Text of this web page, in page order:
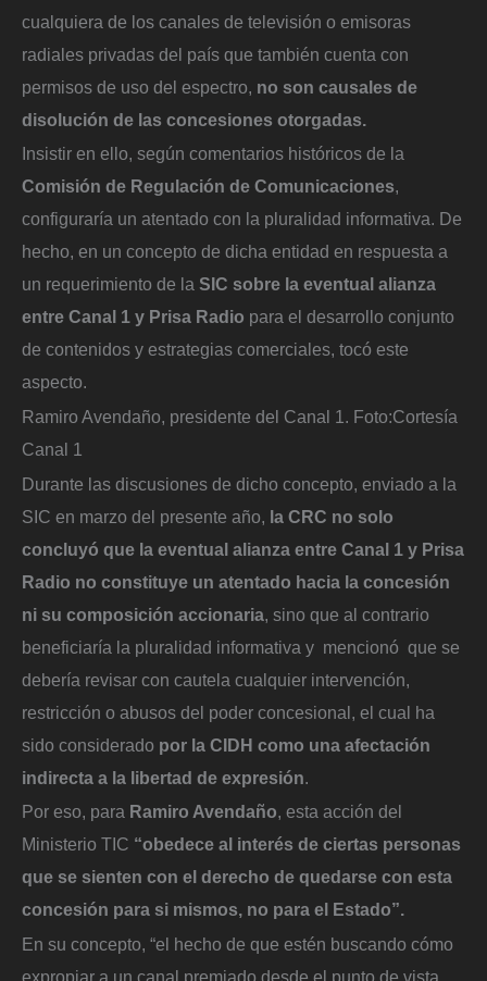
cualquiera de los canales de televisión o emisoras
radiales privadas del país que también cuenta con
permisos de uso del espectro, no son causales de
disolución de las concesiones otorgadas.
Insistir en ello, según comentarios históricos de la
Comisión de Regulación de Comunicaciones,
configuraría un atentado con la pluralidad informativa. De
hecho, en un concepto de dicha entidad en respuesta a
un requerimiento de la SIC sobre la eventual alianza
entre Canal 1 y Prisa Radio para el desarrollo conjunto
de contenidos y estrategias comerciales, tocó este
aspecto.
Ramiro Avendaño, presidente del Canal 1. Foto:Cortesía
Canal 1
Durante las discusiones de dicho concepto, enviado a la
SIC en marzo del presente año, la CRC no solo
concluyó que la eventual alianza entre Canal 1 y Prisa
Radio no constituye un atentado hacia la concesión
ni su composición accionaria, sino que al contrario
beneficiaría la pluralidad informativa y mencionó que se
debería revisar con cautela cualquier intervención,
restricción o abusos del poder concesional, el cual ha
sido considerado por la CIDH como una afectación
indirecta a la libertad de expresión.
Por eso, para Ramiro Avendaño, esta acción del
Ministerio TIC “obedece al interés de ciertas personas
que se sienten con el derecho de quedarse con esta
concesión para si mismos, no para el Estado”.
En su concepto, “el hecho de que estén buscando cómo
expropiar a un canal premiado desde el punto de vista